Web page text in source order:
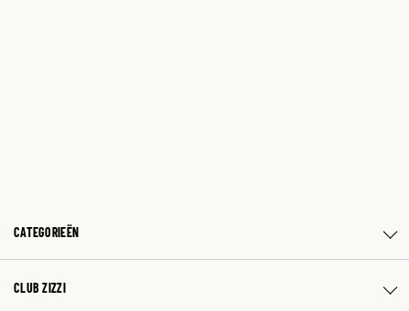
CATEGORIEËN
CLUB ZIZZI